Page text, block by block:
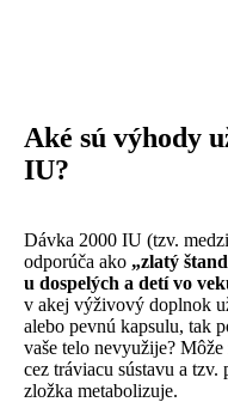
Aké sú výhody
IU?
Dávka 2000 IU (tzv.
odporúča ako „zlatý
u dospelých a detí vo
v akej výživový doplnok
alebo pevnú kapsulu, tak
vaše telo nevyužije?
cez tráviacu sústavu a
zložka metabolizuje.